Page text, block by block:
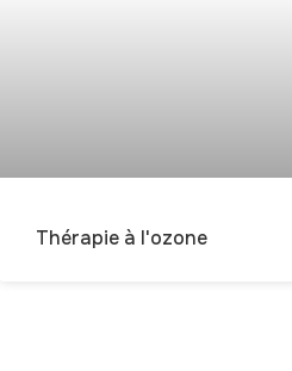
Thérapie à l'ozone